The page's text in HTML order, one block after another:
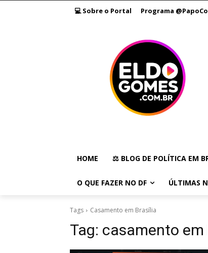
💻 Sobre o Portal Programa
HOME ⚖️ BLOG DE POLÍTICA EM
O QUE FAZER NO DF ÚLTIMAS
Tags Casamento em Brasília
Tag: casamento em